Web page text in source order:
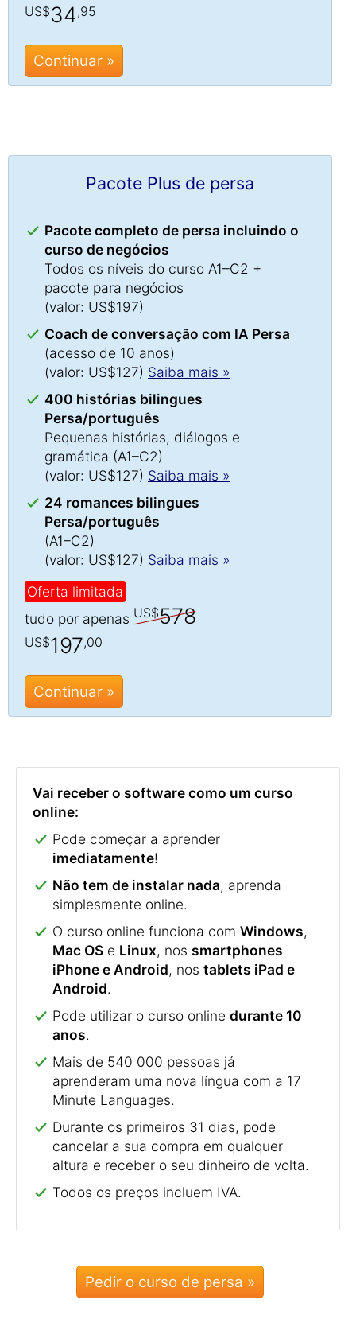
US$34 ,95
Continuar »
Pacote Plus de persa
Pacote completo de persa incluindo o
curso de negócios
Todos os níveis do curso A1–C2 +
pacote para negócios
(valor: US$197)
Coach de conversação com IA Persa
(acesso de 10 anos)
(valor: US$127) Saiba mais »
400 histórias bilingues
Persa/português
Pequenas histórias, diálogos e
gramática (A1–C2)
(valor: US$127) Saiba mais »
24 romances bilingues
Persa/português
(A1–C2)
(valor: US$127) Saiba mais »
Oferta limitada
tudo por apenas US$578
US$197,00
Continuar »
Vai receber o software como um curso
online:
Pode começar a aprender
imediatamente!
Não tem de instalar nada, aprenda
simplesmente online.
O curso online funciona com Windows,
Mac OS e Linux, nos smartphones
iPhone e Android, nos tablets iPad e
Android.
Pode utilizar o curso online durante 10
anos.
Mais de 540 000 pessoas já
aprenderam uma nova língua com a 17
Minute Languages.
Durante os primeiros 31 dias, pode
cancelar a sua compra em qualquer
altura e receber o seu dinheiro de volta.
Todos os preços incluem IVA.
Pedir o curso de persa »